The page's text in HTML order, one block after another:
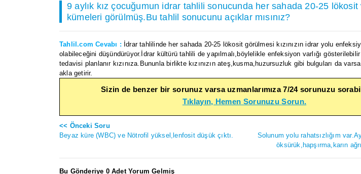
9 aylık kız çocuğumun idrar tahlili sonucunda her sahada 20-25
kümeleri görülmüş.Bu tahlil sonucunu açıklar mısınız?
Tahlil.com Cevabı : İdrar tahlilinde her sahada 20-25 lökosit görülmesi kızınızın idrar yolu
olabileceğini düşündürüyor.İdrar kültürü tahlili de yapılmalı,böylelikle enfeksiyon varlığı
tedavisi planlanır kızınıza.Bununla birlikte kızınızın ateş,kusma,huzursuzluk gibi bulguları da
akla getirir.
Sizin de benzer bir sorunuz varsa uzmanlarımıza 7/24 sorunuzu
Tıklayın, Hemen Sorunuzu Sorun.
<< Önceki Soru
Beyaz küre (WBC) ve Nötrofil yüksel,lenfosit düşük çıktı.
Solunum yolu rahatsızlığım
öksürük,hapşırma,karın
Bu Gönderiye 0 Adet Yorum Gelmiş